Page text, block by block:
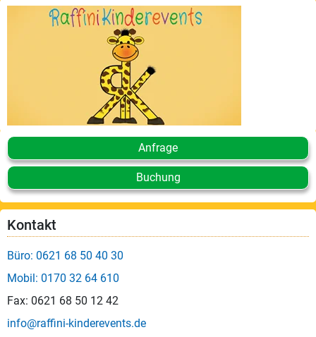
Anfrage
Buchung
Kontakt
Büro: 0621 68 50 40 30
Mobil: 0170 32 64 610
Fax: 0621 68 50 12 42
info@raffini-kinderevents.de